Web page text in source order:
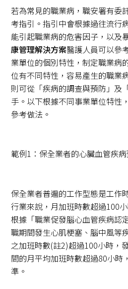
若為常見的職業病，職安署有委
考指引。指引中會根據過往流行
能引起職業病的危害因子，以及
康管理解決方案醫護人員可以參
業單位的個別特性，制定職業病
位有不同特性，容易產生的職業
則可從「疾病的調查與預防」及
手。以下根據不同事業單位特性
參考做法。
範例1：保全業者的心臟血管疾
保全業者普遍的工作型態是工作
行業來說，月加班時數超過100
根據「職業促發腦心血管疾病認
職期間發生心肌梗塞、腦中風等
之加班時數(註2)超過100小時，
間的月平均加班時數超過80小時
準。